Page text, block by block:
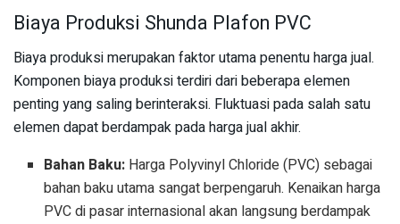
Biaya Produksi Shunda Plafon PVC
Biaya produksi merupakan faktor utama penentu harga jual.
Komponen biaya produksi terdiri dari beberapa elemen
penting yang saling berinteraksi. Fluktuasi pada salah satu
elemen dapat berdampak pada harga jual akhir.
Bahan Baku: Harga Polyvinyl Chloride (PVC) sebagai
bahan baku utama sangat berpengaruh. Kenaikan harga
PVC di pasar internasional akan langsung berdampak